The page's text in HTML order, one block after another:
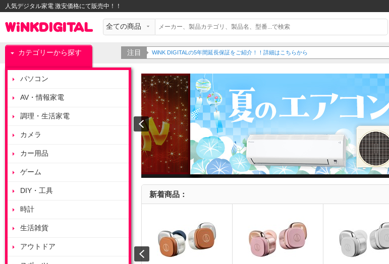
人気デジタル家電 激安価格にて販売中！！
カテゴリーから探す
パソコン
AV・情報家電
調理・生活家電
カメラ
カー用品
ゲーム
DIY・工具
時計
生活雑貨
アウトドア
注目 WiNK DIGITALの5年間延長保証をご紹介！！詳細はこちらから
新着商品：